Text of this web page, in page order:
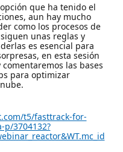
que ha tenido el
aun hay mucho
como los procesos de
unas reglas y
es esencial para
en esta sesión
las bases
para optimizar
t5/fasttrack-for-
3704132?